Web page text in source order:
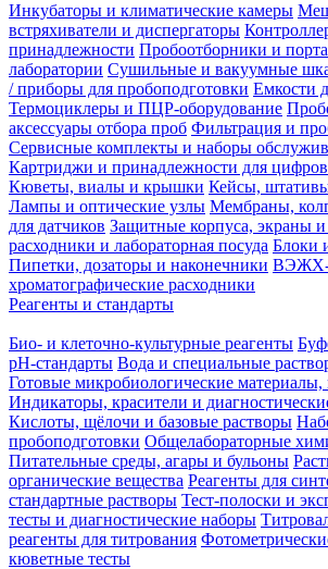
Инкубаторы и климатические камеры
встряхиватели и диспергаторы
принадлежности Пробоотборники и
лаборатории Сушильные и вакуумные
/ приборы для пробоподготовки Емкости
Термоциклеры и ПЦР-оборудование
аксессуары отбора проб Фильтрация и
Сервисные комплекты и наборы
Картриджи и принадлежности для
Кюветы, виалы и крышки Кейсы,
Лампы и оптические узлы Мембраны,
для датчиков Защитные корпуса, экраны и
расходники и лабораторная посуда Блоки
Пипетки, дозаторы и наконечники ВЭЖХ-
хроматографические расходники
Реагенты и стандарты
Био- и клеточно-культурные реагенты
pH-стандарты Вода и специальные
Готовые микробиологические
Индикаторы, красители и
Кислоты, щёлочи и базовые растворы
пробоподготовки Общелабораторные
Питательные среды, агары и бульоны
органические вещества Реагенты для
стандартные растворы Тест-полоски и
тесты и диагностические наборы
реагенты для титрования
кюветные тесты